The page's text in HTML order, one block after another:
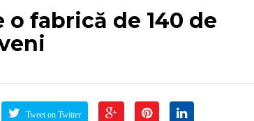
fabrică de 140 de
Tweet on Twitter